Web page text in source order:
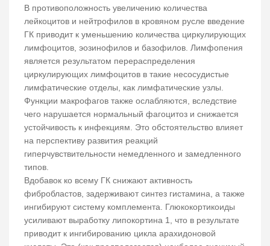
В противоположность увеличению количества
лейкоцитов и нейтрофилов в кровяном русле введение
ГК приводит к уменьшению количества циркулирующих
лимфоцитов, эозинофилов и базофилов. Лимфопения
является результатом перераспределения
циркулирующих лимфоцитов в такие несосудистые
лимфатические отделы, как лимфатические узлы.
Функции макрофагов также ослабляются, вследствие
чего нарушается нормальный фагоцитоз и снижается
устойчивость к инфекциям. Это обстоятельство влияет
на перспективу развития реакций
гиперчувствительности немедленного и замедленного
типов.
Вдобавок ко всему ГК снижают активность
фибробластов, задерживают синтез гистамина, а также
ингибируют систему комплемента. Глюкокортикоиды
усиливают выработку липокортина 1, что в результате
приводит к ингибированию цикла арахидоновой